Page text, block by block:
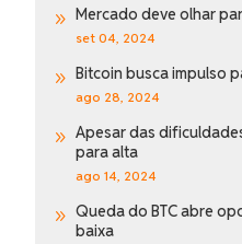
9 Mercado deve olhar
set 04, 2024
9 Bitcoin busca impulso
ago 28, 2024
9 Apesar das
para alta
ago 14, 2024
9 Queda do BTC abre
baixa